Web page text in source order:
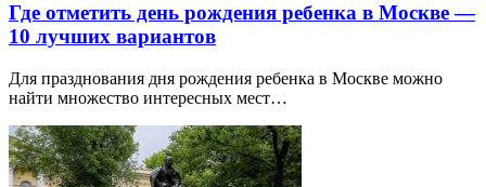
Где отметить день рождения ребенка в Москве —
10 лучших вариантов
Для празднования дня рождения ребенка в Москве можно
найти множество интересных мест…